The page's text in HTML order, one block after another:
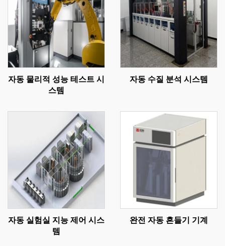
자동 물리적 성능 테스트 시
스템
자동 수질 분석 시스템
자동 실험실 지능 제어 시스
템
완전 자동 흔들기 기계